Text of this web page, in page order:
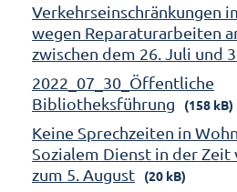
Verkehrseinschränkungen
wegen Reparaturarbeiten
zwischen dem 26. Juli und
2022_07_30_Öffentliche
Bibliotheksführung
(158 kB)
Keine Sprechzeiten in
Sozialem Dienst in der Zeit
zum 5. August
(20 kB)